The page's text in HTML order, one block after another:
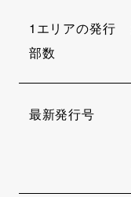
1エリアの発行
部数
最新発行号